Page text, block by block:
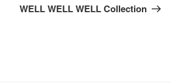
WELL WELL WELL Collection